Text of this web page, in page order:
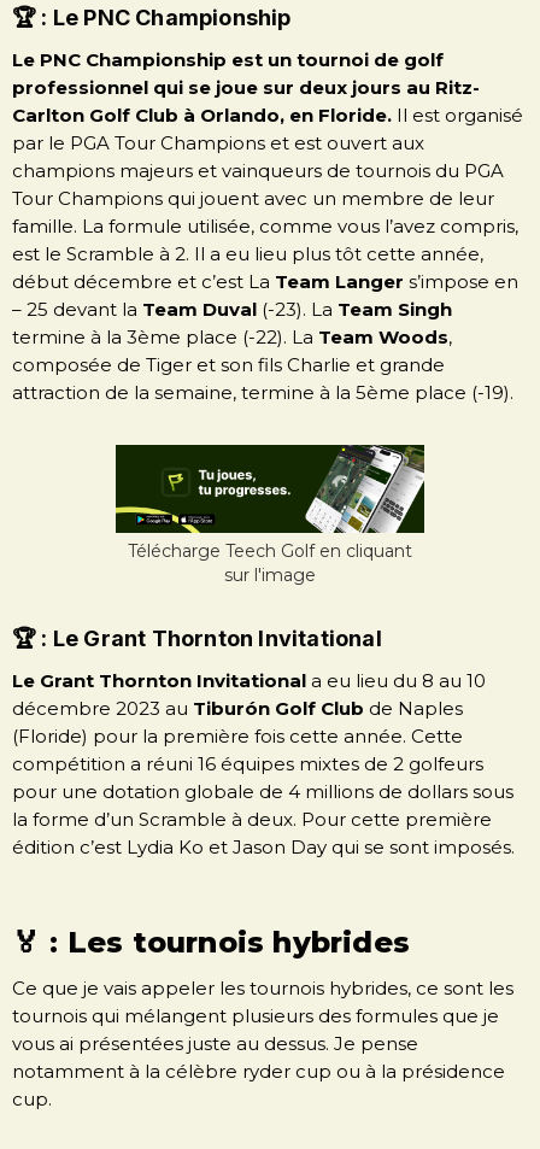
🏆 : Le PNC Championship
Le PNC Championship est un tournoi de golf
professionnel qui se joue sur deux jours au Ritz-
Carlton Golf Club à Orlando, en Floride. Il est organisé
par le PGA Tour Champions et est ouvert aux
champions majeurs et vainqueurs de tournois du PGA
Tour Champions qui jouent avec un membre de leur
famille. La formule utilisée, comme vous l’avez compris,
est le Scramble à 2. Il a eu lieu plus tôt cette année,
début décembre et c’est La Team Langer s’impose en
– 25 devant la Team Duval (-23). La Team Singh
termine à la 3ème place (-22). La Team Woods,
composée de Tiger et son fils Charlie et grande
attraction de la semaine, termine à la 5ème place (-19).
Télécharge Teech Golf en cliquant
sur l'image
🏆 : Le Grant Thornton Invitational
Le Grant Thornton Invitational a eu lieu du 8 au 10
décembre 2023 au Tiburón Golf Club de Naples
(Floride) pour la première fois cette année. Cette
compétition a réuni 16 équipes mixtes de 2 golfeurs
pour une dotation globale de 4 millions de dollars sous
la forme d’un Scramble à deux. Pour cette première
édition c’est Lydia Ko et Jason Day qui se sont imposés.
🏅 : Les tournois hybrides
Ce que je vais appeler les tournois hybrides, ce sont les
tournois qui mélangent plusieurs des formules que je
vous ai présentées juste au dessus. Je pense
notamment à la célèbre ryder cup ou à la présidence
cup.